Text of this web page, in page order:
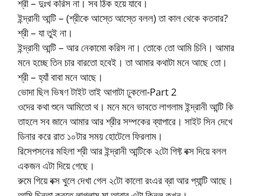
শ্রী – দুঃখ করিস না। সব ঠিক হয়ে যাবে।
ইন্দ্রানী আন্টি – (শ্রীকে আস্তে আস্তে বলল) তা কাল থেকে কতবার?
শ্রী – যা তুই না।
ইন্দ্রানী আন্টি – আর নেকামো করিস না। তোকে তো আমি চিনি। আমার
মনে হচ্ছে তিন চার বারতো হবেই। তা আমার কথাটা মনে আছে তো।
শ্রী – হ্যাঁ বাবা মনে আছে।
ভোদা ছিল ভিষণ টাইট তাই আগাটা ঢুকলো-Part 2
ওদের কথা শুনে আমিতো থ। মনে মনে ভাবতে লাগলাম ইন্দ্রানী আন্টি কি
তাহলে সব জানে আমার আর শ্রীর সম্পকের ব্যাপারে। সাইট সিন দেখে
ডিনার করে রাত ১০টার সময় হোটেলে ফিরলাম।
রিসেপসনের মহিলা শ্রী আর ইন্দ্রানী আন্টিকে ২টো গিফ্ট বক্স দিয়ে বলল
একজন এটা দিয়ে গেছে।
রুমে গিয়ে বক্স খুলে দেখা গেল ২টো কালো রংএর ব্রা আর প্যান্টি আছে।